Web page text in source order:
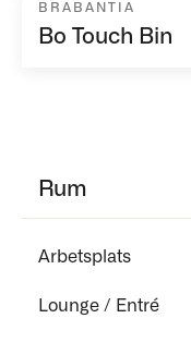
Rum
Arbetsplats
Lounge / Entré
BRABANTIA
Bo Touch Bin